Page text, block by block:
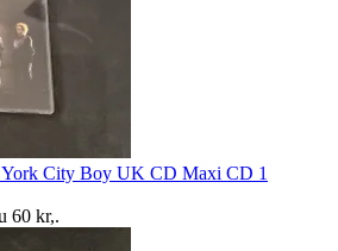
York City Boy UK CD Maxi CD 1
60 kr,.